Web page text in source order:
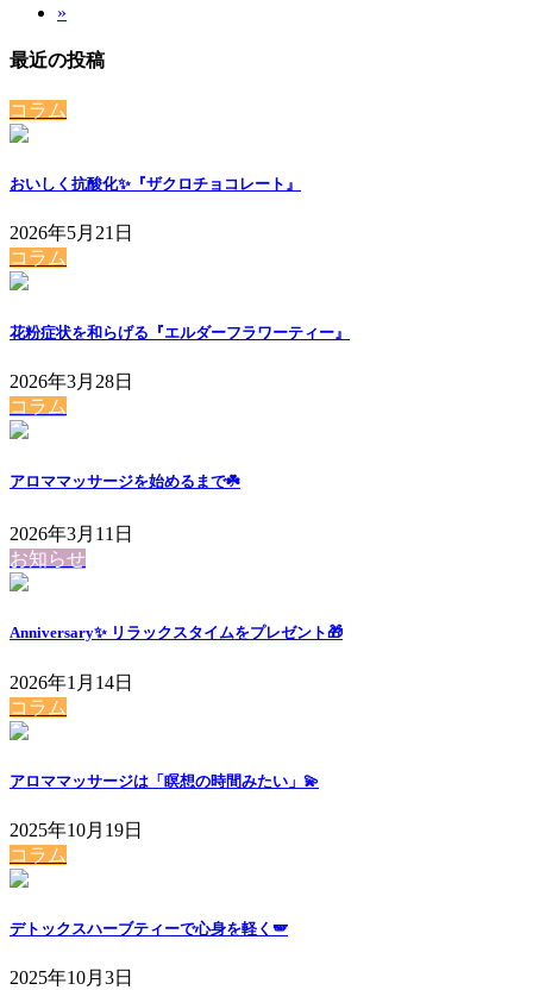
ー
送
ジ
ー
ジ
定
ー
»
最近の投稿
コラム
おいしく抗酸化✨『ザクロチョコレート』
2026年5月21日
コラム
花粉症状を和らげる『エルダーフラワーティー』
2026年3月28日
コラム
アロママッサージを始めるまで☘️
2026年3月11日
お知らせ
Anniversary✨ リラックスタイムをプレゼント🎁
2026年1月14日
コラム
アロママッサージは「瞑想の時間みたい」💫
2025年10月19日
コラム
デトックスハーブティーで心身を軽く🪽
2025年10月3日